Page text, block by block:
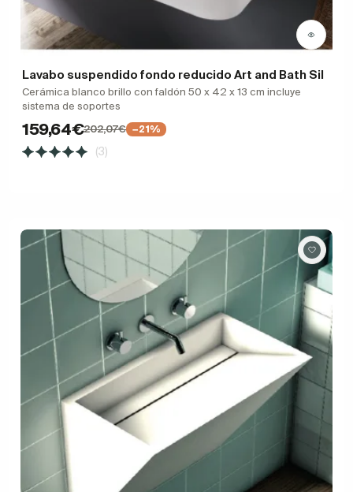
Lavabo suspendido fondo reducido Art and Bath Sil
Cerámica blanco brillo con faldón 50 x 42 x 13 cm incluye
sistema de soportes
159,64€202,07€ −21%
(3)